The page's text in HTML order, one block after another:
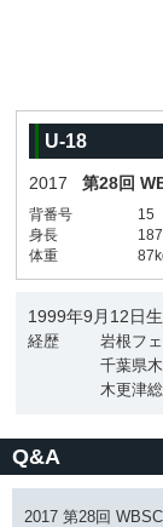
U-18
2017 第28回
背番号 15
身長
体重
1999年9月12日
経歴
岩根フ
千葉県
木更津
Q&A
2017 第28回